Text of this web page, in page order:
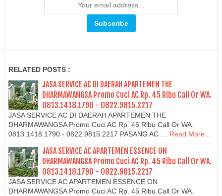
RELATED POSTS :
JASA SERVICE AC DI DAERAH APARTEMEN THE
DHARMAWANGSA Promo Cuci AC Rp. 45 Ribu Call Or WA.
0813.1418.1790 - 0822.9815.2217
JASA SERVICE AC DI DAERAH APARTEMEN THE
DHARMAWANGSA Promo Cuci AC Rp. 45 Ribu Call Or WA.
0813.1418.1790 - 0822.9815.2217 PASANG AC …
Read More...
JASA SERVICE AC APARTEMEN ESSENCE ON
DHARMAWANGSA Promo Cuci AC Rp. 45 Ribu Call Or WA.
0813.1418.1790 - 0822.9815.2217
JASA SERVICE AC APARTEMEN ESSENCE ON
DHARMAWANGSA Promo Cuci AC Rp. 45 Ribu Call Or WA.